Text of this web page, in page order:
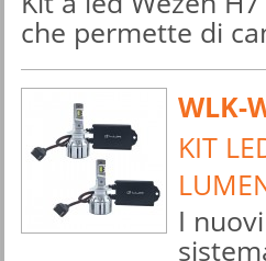
che permette di
WLK-
KIT
I